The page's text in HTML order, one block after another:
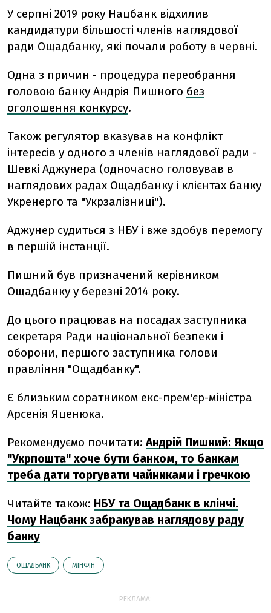
У серпні 2019 року Нацбанк відхилив
кандидатури більшості членів наглядової
ради Ощадбанку, які почали роботу в червні.
Одна з причин - процедура переобрання
головою банку Андрія Пишного без
оголошення конкурсу.
Також регулятор вказував на конфлікт
інтересів у одного з членів наглядової ради -
Шевкі Аджунера (одночасно головував в
наглядових радах Ощадбанку і клієнтах банку
Укренерго та "Укрзалізниці").
Аджунер судиться з НБУ і вже здобув перемогу
в першій інстанції.
Пишний був призначений керівником
Ощадбанку у березні 2014 року.
До цього працював на посадах заступника
секретаря Ради національної безпеки і
оборони, першого заступника голови
правління "Ощадбанку".
Є близьким соратником екс-прем'єр-міністра
Арсенія Яценюка.
Рекомендуємо почитати:Андрій Пишний: Якщо
"Укрпошта" хоче бути банком, то банкам
треба дати торгувати чайниками і гречкою
Читайте також: НБУ та Ощадбанк в клінчі.
Чому Нацбанк забракував наглядову раду
банку
ОЩАДБАНК МІНФІН
РЕКЛАМА: